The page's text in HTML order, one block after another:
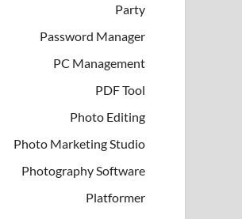
Party
Password Manager
PC Management
PDF Tool
Photo Editing
Photo Marketing Studio
Photography Software
Platformer